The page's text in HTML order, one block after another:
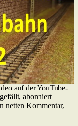
auf der YouTube-
abonniert
netten Kommentar,